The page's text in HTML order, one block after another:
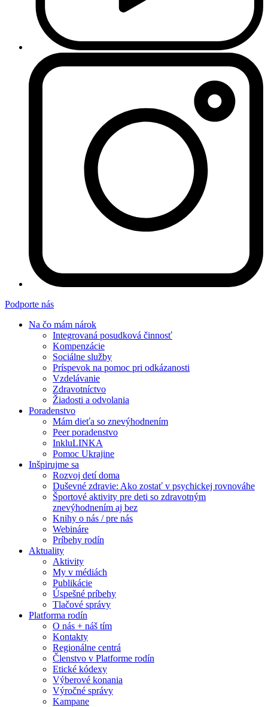
Podporte nás
Na čo mám nárok
Integrovaná posudková činnosť
Kompenzácie
Sociálne služby
Príspevok na pomoc pri odkázanosti
Vzdelávanie
Zdravotníctvo
Žiadosti a odvolania
Poradenstvo
Mám dieťa so znevýhodnením
Peer poradenstvo
InkluLINKA
Pomoc Ukrajine
Inšpirujme sa
Rozvoj detí doma
Duševné zdravie: Ako zostať v psychickej rovnováhe
Športové aktivity pre deti so zdravotným
znevýhodnením aj bez
Knihy o nás / pre nás
Webináre
Príbehy rodín
Aktuality
Aktivity
My v médiách
Publikácie
Úspešné príbehy
Tlačové správy
Platforma rodín
O nás + náš tím
Kontakty
Regionálne centrá
Členstvo v Platforme rodín
Etické kódexy
Výberové konania
Výročné správy
Kampane